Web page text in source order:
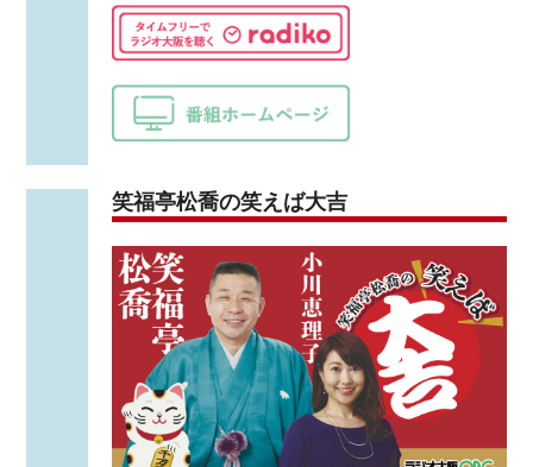
笑福亭松喬の笑えば大吉